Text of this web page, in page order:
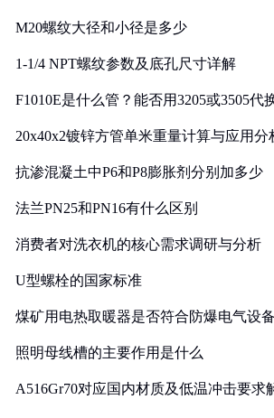
M20螺纹大径和小径是多少
1-1/4 NPT螺纹参数及底孔尺寸详解
F1010E是什么管？能否用3205或3505代
20x40x2镀锌方管单米重量计算与应用分
抗渗混凝土中P6和P8膨胀剂分别加多少
法兰PN25和PN16有什么区别
消费者对洗衣机的核心需求调研与分析
U型螺栓的国家标准
煤矿用电热取暖器是否符合防爆电气设
照明母线槽的主要作用是什么
A516Gr70对应国内材质及低温冲击要求